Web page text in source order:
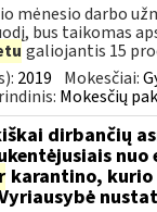
mėnesio darbo
bus taikomas
galiojantis 15
2019 Mokesčiai:
Mokesčių
dirbančių
nuo
karantino, kurio